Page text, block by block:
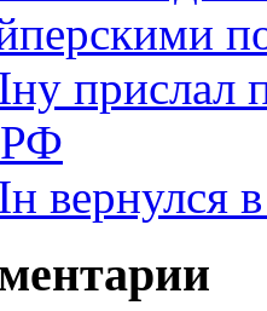
прислал
РФ
вернулся